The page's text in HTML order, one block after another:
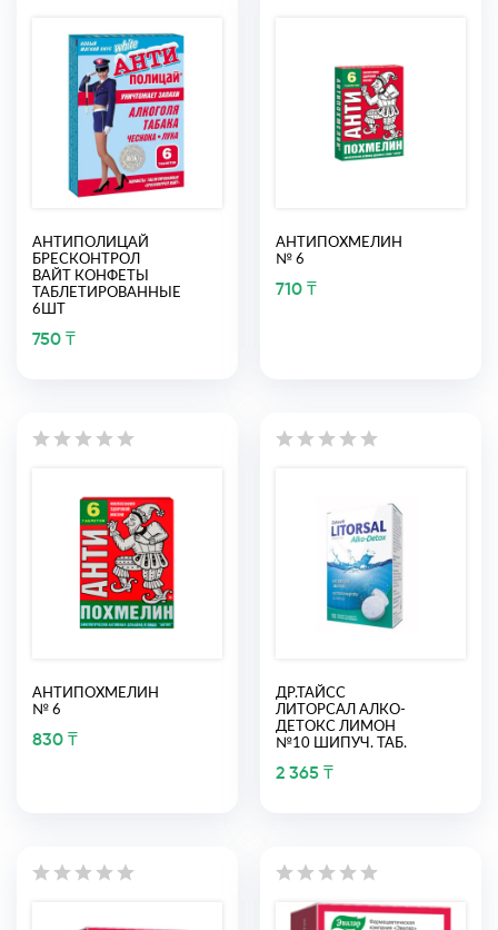
АНТИПОЛИЦАЙ
БРЕСКОНТРОЛ
ВАЙТ КОНФЕТЫ
ТАБЛЕТИРОВАННЫЕ
6ШТ
750 ₸
АНТИПОХМЕЛИН
№ 6
710 ₸
АНТИПОХМЕЛИН
№ 6
830 ₸
ДР.ТАЙСС
ЛИТОРСАЛ АЛКО-
ДЕТОКС ЛИМОН
№10 ШИПУЧ. ТАБ.
2 365 ₸